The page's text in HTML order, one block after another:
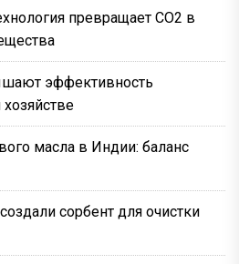
превращает CO2 в
эффективность
масла в Индии: баланс
сорбент для очистки